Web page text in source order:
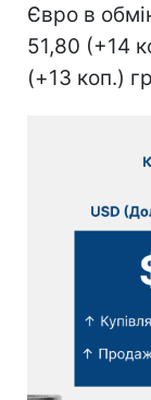
Євро в
51,80 (+14
(+13 коп.)